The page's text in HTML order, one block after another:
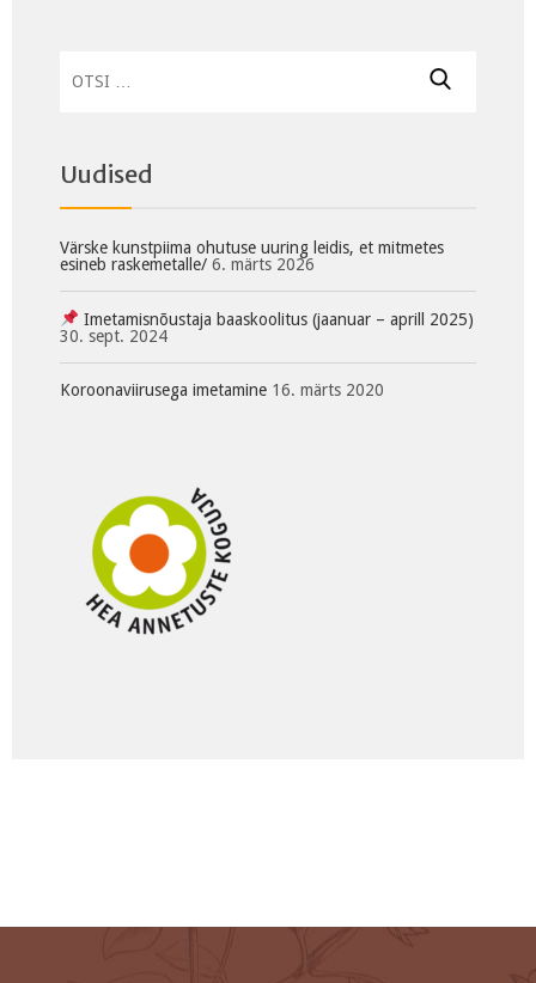
Uudised
Värske kunstpiima ohutuse uuring leidis, et mitmetes
esineb raskemetalle/ 6. märts 2026
Imetamisnõustaja baaskoolitus (jaanuar – aprill 2025)
30. sept. 2024
Koroonaviirusega imetamine 16. märts 2020